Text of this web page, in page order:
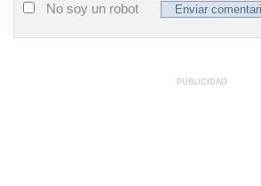
No soy un robot
PUBLICIDAD